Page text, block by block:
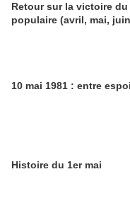
Retour sur la victoire
populaire (avril, mai,
10 mai 1981 : entre
Histoire du 1er mai